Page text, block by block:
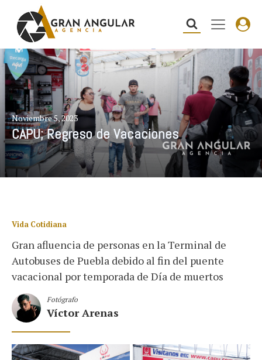
Noviembre 5, 2023
CAPU; Regreso de Vacaciones
Vida Cotidiana
Gran afluencia de personas en la Terminal de
Autobuses de Puebla debido al fin del puente
vacacional por temporada de Día de muertos
Fotógrafo
Víctor Arenas